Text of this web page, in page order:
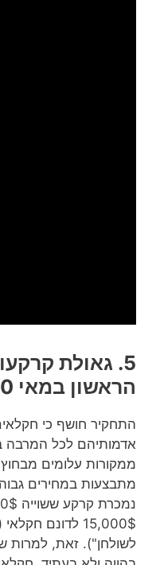
5. גאולת
הראשון במאי 2010, חלק ראשון
התחקיר חושף כי
אדמותיהם לכל המרבה
ממקורות עלומים
מתבצעות במחירים
15,000$ לדונם
לשולחן"). זאת, למרות